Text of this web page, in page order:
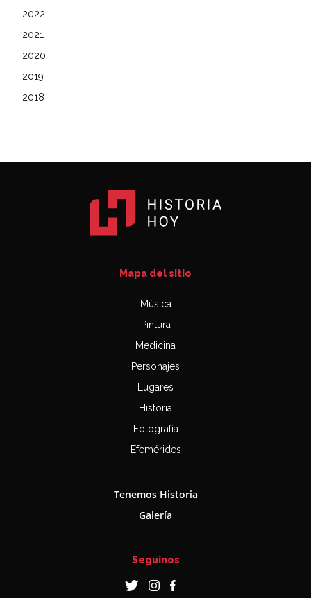
2022
2021
2020
2019
2018
Mapa del sitio
Música
Pintura
Medicina
Personajes
Lugares
Historia
Fotografía
Efemérides
Tenemos Historia
Galería
Seguinos